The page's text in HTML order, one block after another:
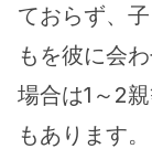
ておらず、
もを彼に会
場合は1～2
もあります。